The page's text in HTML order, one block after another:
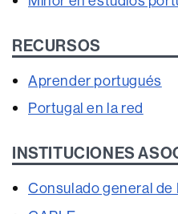
RECURSOS
Aprender portugués
Portugal en la red
INSTITUCIONES
Consulado general